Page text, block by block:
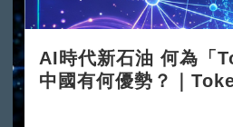
AI時代新石油 何為「
中國有何優勢？｜